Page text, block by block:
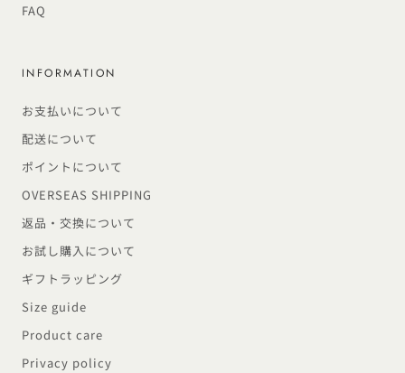
FAQ
INFORMATION
お支払いについて
配送について
ポイントについて
OVERSEAS SHIPPING
返品・交換について
お試し購入について
ギフトラッピング
Size guide
Product care
Privacy policy